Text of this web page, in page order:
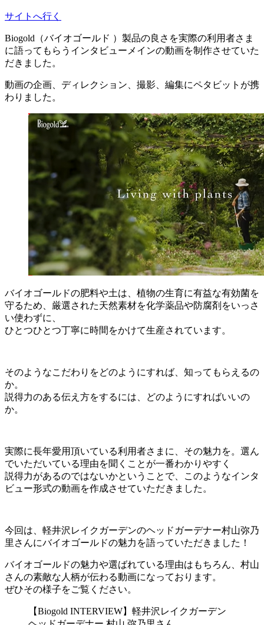
サイトへ行く
Biogold（バイオゴールド ）製品の良さを実際の利用者さま
に語ってもらうインタビューメインの動画を制作させていた
だきました。
動画の企画、ディレクション、撮影、編集にペタビットが携
わりました。
バイオゴールドの肥料や土は、植物の生育に有益な有効菌を
守るため、厳選された天然素材を化学薬品や防腐剤をいっさ
い使わずに、
ひとつひとつ丁寧に時間をかけて生産されています。
そのようなこだわりをどのようにすれば、知ってもらえるの
か。
説得力のある伝え方をするには、どのようにすればいいの
か。
実際に長年愛用頂いている利用者さまに、その魅力を。選ん
でいただいている理由を聞くことが一番わかりやすく
説得力があるのではないかということで、このようなインタ
ビュー形式の動画を作成させていただきました。
今回は、軽井沢レイクガーデンのヘッドガーデナー村山弥乃
里さんにバイオゴールドの魅力を語っていただきました！
バイオゴールドの魅力や選ばれている理由はもちろん、村山
さんの素敵な人柄が伝わる動画になっております。
ぜひその様子をご覧ください。
【Biogold INTERVIEW】軽井沢レイクガーデン